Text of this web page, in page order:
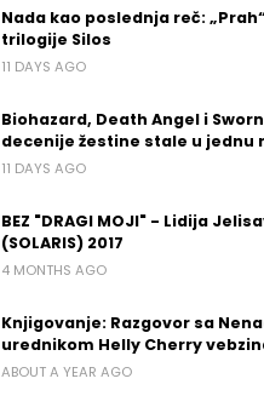
Nada kao poslednja reč:
trilogije Silos
11 DAYS AGO
Biohazard, Death Angel i
decenije žestine stale u jednu
11 DAYS AGO
BEZ "DRAGI MOJI" - Lidija
(SOLARIS) 2017
4 MONTHS AGO
Knjigovanje: Razgovor sa
urednikom Helly Cherry
ABOUT A YEAR AGO